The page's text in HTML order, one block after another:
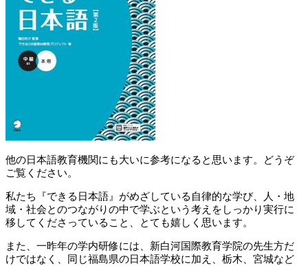
他の日本語教育機関にも大いに参考になると思います。どうぞ
ご覧ください。
私たち『できる日本語』がめざしている自律的な学び、人・地
域・社会とのつながりの中で学ぶという考えをしっかり実行に
移してくださっていること、とても嬉しく思います。
また、一昨年の学内研修には、新白河国際教育学院の先生方だ
けではなく、同じ福島県の日本語学校に加え、栃木、宮城など